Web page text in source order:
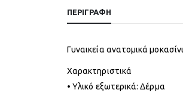
ΠΕΡΙΓΡΑΦΉ
Γυναικεία ανατομικά
Χαρακτηριστικά
• Υλικό εξωτερικά: Δέρμα